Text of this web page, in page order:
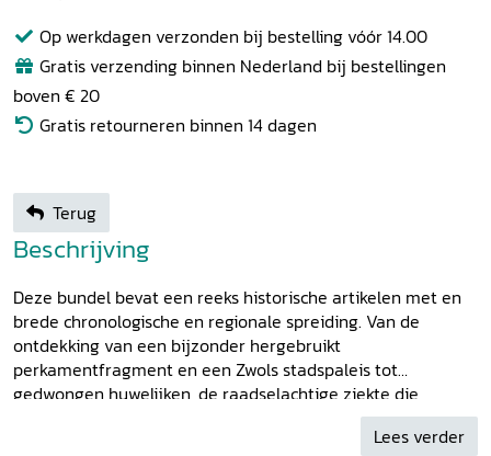
Op werkdagen verzonden bij bestelling vóór 14.00
Gratis verzending binnen Nederland bij bestellingen
boven € 20
Gratis retourneren binnen 14 dagen
Terug
Beschrijving
Deze bundel bevat een reeks historische artikelen met en
brede chronologische en regionale spreiding. Van de
ontdekking van een bijzonder hergebruikt
perkamentfragment en een Zwols stadspaleis tot
gedwongen huwelijken, de raadselachtige ziekte die
ontstond na de overstroming van 1825 en de stadsbrand
van Enschede in 1862. Samen bieden ze nieuwe inzichten in
Lees verder